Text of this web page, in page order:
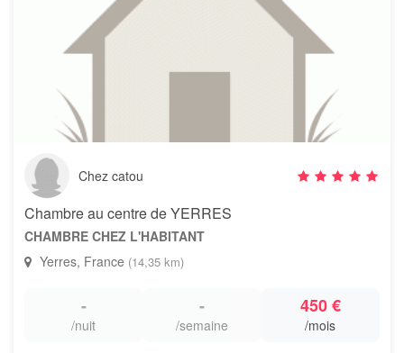
Chez catou
Chambre au centre de YERRES
CHAMBRE CHEZ L'HABITANT
Yerres, France (14,35 km)
-
/nuit
-
/semaine
450 €
/mois